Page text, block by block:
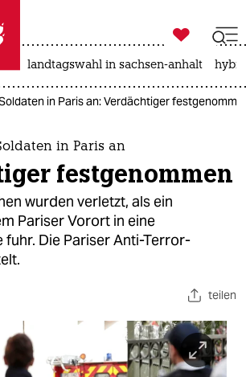
taz zahl ich
taz zahl ich

taz zahl ich
landtagswahl in sachsen-anhalt
in Paris an: Verdächtiger
in Paris an
festgenommen
wurden verletzt, als ein
Pariser Vorort in eine
Die Pariser Anti-Terror-
teilen